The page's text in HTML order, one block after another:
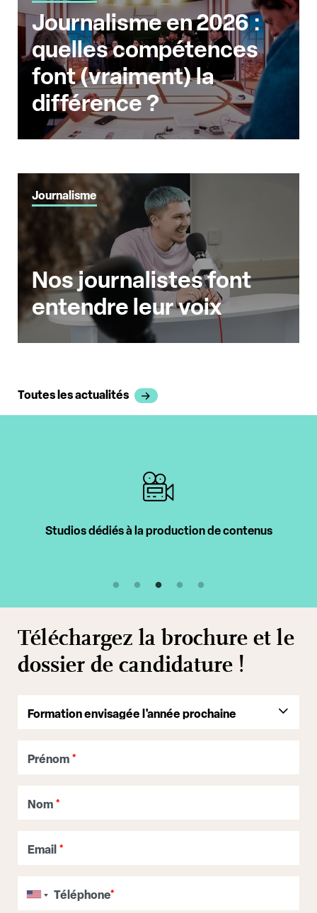
Journalisme en 2026 :
quelles compétences
font (vraiment) la
différence ?
Journalisme
Nos journalistes font
entendre leur voix
Toutes les actualités
contenus Intervenants professionnels
Téléchargez la brochure et le
dossier de candidature !
Prénom *
Nom *
Email *
Téléphone*